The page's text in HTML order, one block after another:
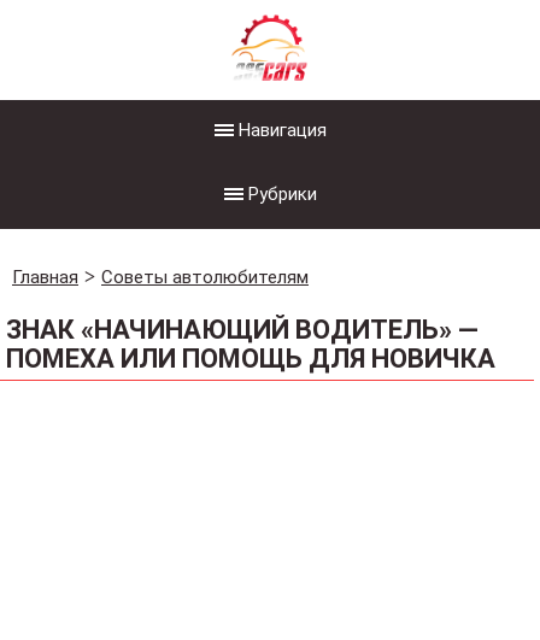
Навигация
Рубрики
Главная Советы автолюбителям
ЗНАК «НАЧИНАЮЩИЙ ВОДИТЕЛЬ» —
ПОМЕХА ИЛИ ПОМОЩЬ ДЛЯ НОВИЧКА